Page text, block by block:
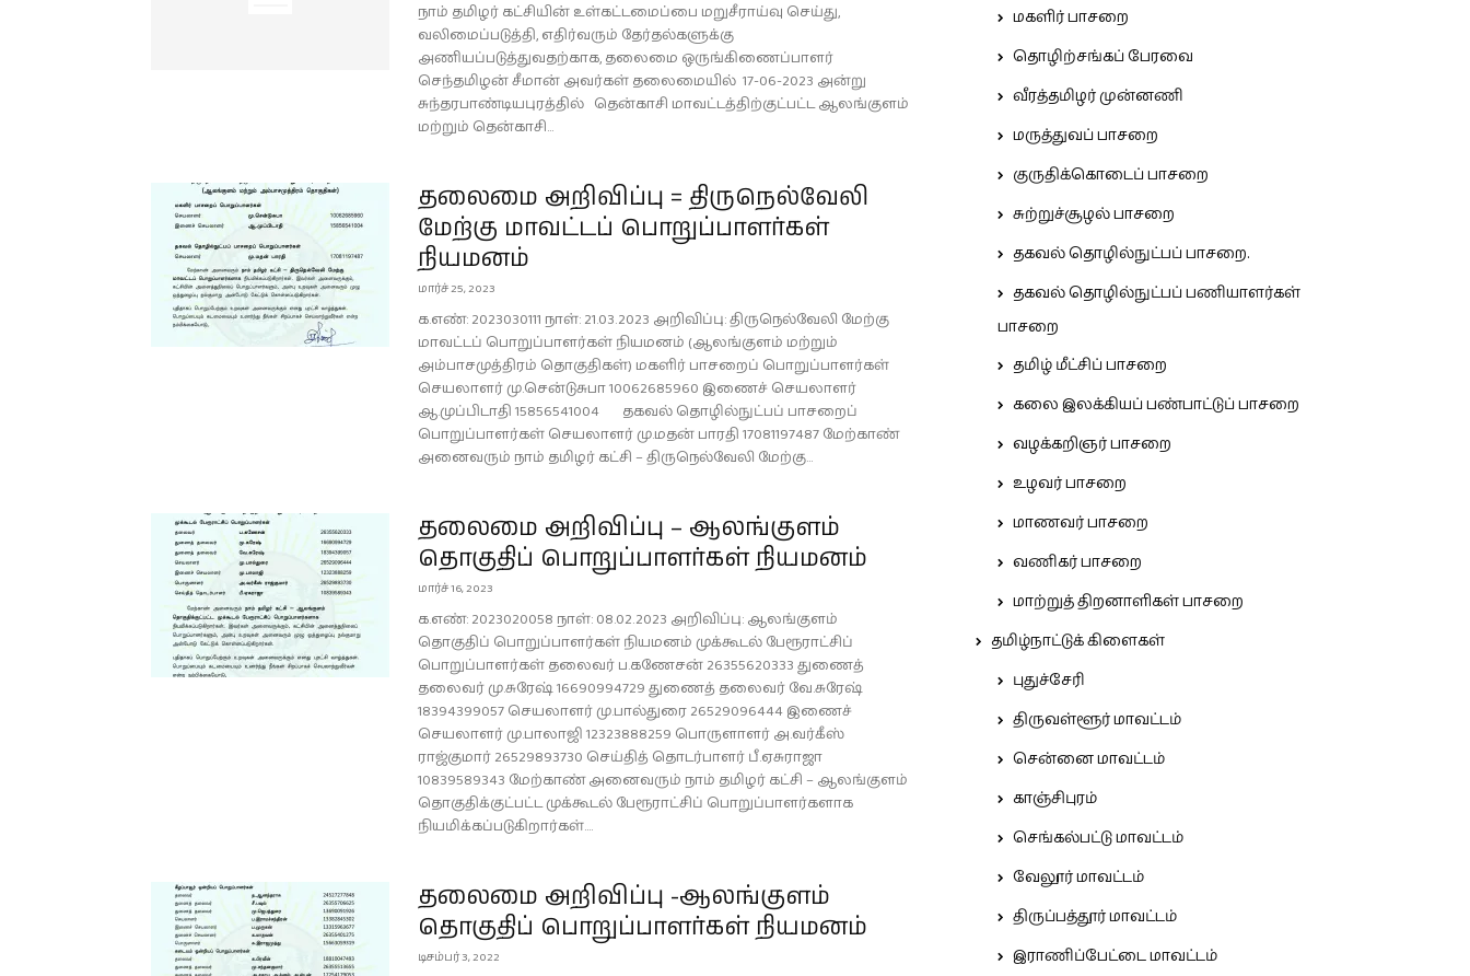
நாம் தமிழர் கட்சியின் உள்கட்டமைப்பை மறுசீராய்வு செய்து,
வலிமைப்படுத்தி, எதிர்வரும் தேர்தல்களுக்கு
அணியப்படுத்துவதற்காக, தலைமை ஒருங்கிணைப்பாளர்
செந்தமிழன் சீமான் அவர்கள் தலைமையில் 17-06-2023 அன்று
சுந்தரபாண்டியபுரத்தில் தென்காசி மாவட்டத்திற்குட்பட்ட ஆலங்குளம்
மற்றும் தென்காசி...
தலைமை அறிவிப்பு = திருநெல்வேலி
மேற்கு மாவட்டப் பொறுப்பாளர்கள்
நியமனம்
மார்ச் 25, 2023
க.எண்: 2023030111 நாள்: 21.03.2023 அறிவிப்பு: திருநெல்வேலி மேற்கு
மாவட்டப் பொறுப்பாளர்கள் நியமனம் (ஆலங்குளம் மற்றும்
அம்பாசமுத்திரம் தொகுதிகள்) மகளிர் பாசறைப் பொறுப்பாளர்கள்
செயலாளர் மு.சென்டுசுபா 10062685960 இணைச் செயலாளர்
ஆ.முப்பிடாதி 15856541004 தகவல் தொழில்நுட்பப் பாசறைப்
பொறுப்பாளர்கள் செயலாளர் மு.மதன் பாரதி 17081197487 மேற்காண்
அனைவரும் நாம் தமிழர் கட்சி – திருநெல்வேலி மேற்கு...
தலைமை அறிவிப்பு – ஆலங்குளம்
தொகுதிப் பொறுப்பாளர்கள் நியமனம்
மார்ச் 16, 2023
க.எண்: 2023020058 நாள்: 08.02.2023 அறிவிப்பு: ஆலங்குளம்
தொகுதிப் பொறுப்பாளர்கள் நியமனம் முக்கூடல் பேரூராட்சிப்
பொறுப்பாளர்கள் தலைவர் ப.கணேசன் 26355620333 துணைத்
தலைவர் மு.சுரேஷ் 16690994729 துணைத் தலைவர் வே.சுரேஷ்
18394399057 செயலாளர் மு.பால்துரை 26529096444 இணைச்
செயலாளர் மு.பாலாஜி 12323888259 பொருளாளர் அ.வர்கீஸ்
ராஜ்குமார் 26529893730 செய்தித் தொடர்பாளர் பீ.ஏசுராஜா
10839589343 மேற்காண் அனைவரும் நாம் தமிழர் கட்சி – ஆலங்குளம்
தொகுதிக்குட்பட்ட முக்கூடல் பேரூராட்சிப் பொறுப்பாளர்களாக
நியமிக்கப்படுகிறார்கள்....
தலைமை அறிவிப்பு -ஆலங்குளம்
தொகுதிப் பொறுப்பாளர்கள் நியமனம்
டிசம்பர் 3, 2022
மகளிர் பாசறை
தொழிற்சங்கப் பேரவை
வீரத்தமிழர் முன்னணி
மருத்துவப் பாசறை
குருதிக்கொடைப் பாசறை
சுற்றுச்சூழல் பாசறை
தகவல் தொழில்நுட்பப் பாசறை.
தகவல் தொழில்நுட்பப் பணியாளர்கள்
பாசறை
தமிழ் மீட்சிப் பாசறை
கலை இலக்கியப் பண்பாட்டுப் பாசறை
வழக்கறிஞர் பாசறை
உழவர் பாசறை
மாணவர் பாசறை
வணிகர் பாசறை
மாற்றுத் திறனாளிகள் பாசறை
தமிழ்நாட்டுக் கிளைகள்
புதுச்சேரி
திருவள்ளூர் மாவட்டம்
சென்னை மாவட்டம்
காஞ்சிபுரம்
செங்கல்பட்டு மாவட்டம்
வேலூர் மாவட்டம்
திருப்பத்தூர் மாவட்டம்
இராணிப்பேட்டை மாவட்டம்